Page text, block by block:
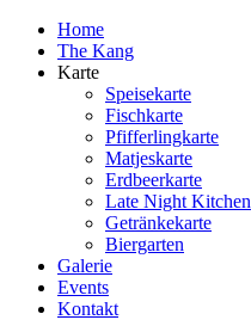
Home
The Kang
Karte
Speisekarte
Fischkarte
Pfifferlingkarte
Matjeskarte
Erdbeerkarte
Late Night Kitchen
Getränkekarte
Biergarten
Galerie
Events
Kontakt